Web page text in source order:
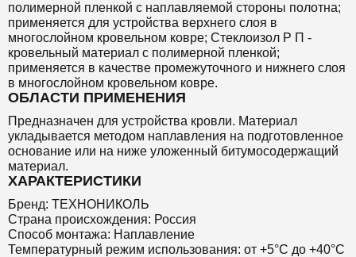
полимерной пленкой с наплавляемой стороны полотна;
применяется для устройства верхнего слоя в
многослойном кровельном ковре; Стеклоизол Р П -
кровельный материал с полимерной пленкой;
применяется в качестве промежуточного и нижнего слоя
в многослойном кровельном ковре.
ОБЛАСТИ ПРИМЕНЕНИЯ
Предназначен для устройства кровли. Материал
укладывается методом наплавления на подготовленное
основание или на ниже уложенный битумосодержащий
материал.
ХАРАКТЕРИСТИКИ
Бренд: ТЕХНОНИКОЛЬ
Страна происхождения: Россия
Способ монтажа: Наплавление
Температурный режим использования: от +5°C до +40°C